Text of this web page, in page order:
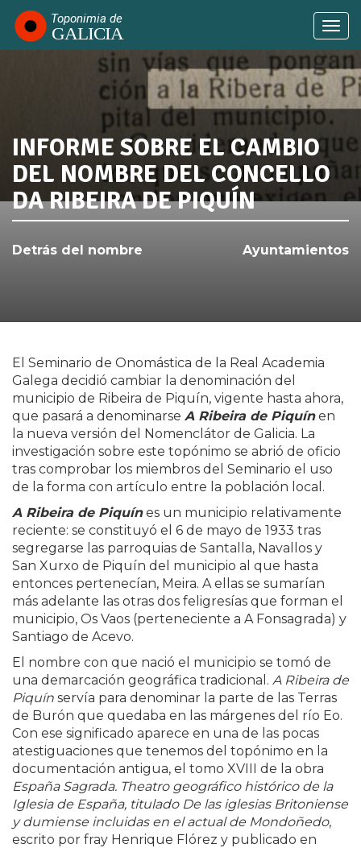
Pasar
contenido
SABÍAS QUE...
INFORME SOBRE EL CAMBIO
DEL NOMBRE DEL CONCELLO
DA RIBEIRA DE PIQUÍN
Detrás del nombre Ayuntamientos
El Seminario de Onomástica de la Real Academia
Galega decidió cambiar la denominación del
municipio de Ribeira de Piquín, vigente hasta ahora,
que pasará a denominarse A Ribeira de Piquínen
la nueva versión del Nomenclátor de Galicia. La
investigación sobre este topónimo se abrió de oficio
tras comprobar los miembros del Seminario el uso
de la forma con artículo entre la población local.
A Ribeira de Piquínes un municipio relativamente
reciente: se constituyó el 6 de mayo de 1933 tras
segregarse las parroquias de Santalla, Navallos y
San Xurxo de Piquín del municipio al que hasta
entonces pertenecían, Meira. A ellas se sumarían
más adelante las otras dos feligresías que forman el
municipio, Os Vaos (perteneciente a A Fonsagrada) y
Santiago de Acevo.
El nombre con que nació el municipio se tomó de
una demarcación geográfica tradicional. A Ribeira de
Piquín servía para denominar la parte de las Terras
de Burón que quedaba en las márgenes del río Eo.
Con ese significado aparece en una de las pocas
atestiguaciones que tenemos del topónimo en la
documentación antigua, el tomo XVIII de la obra
España Sagrada. Theatro geográfico histórico de la
Iglesia de España, titulado De las iglesias Britoniense
y dumiense incluidas en el actual de Mondoñedo,
escrito por fray Henrique Flórez y publicado en